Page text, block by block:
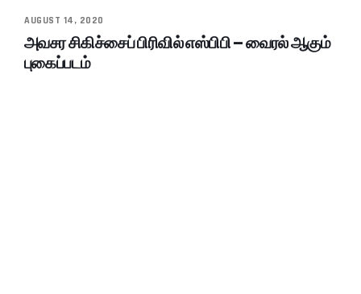
AUGUST 14, 2020
அவசர சிகிச்சைப் பிரிவில் எஸ்பிபி – வைரல் ஆகும்
புகைப்படம்